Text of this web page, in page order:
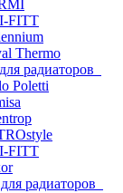
FITT
Thermo
радиаторов
Poletti
FITT
радиаторов